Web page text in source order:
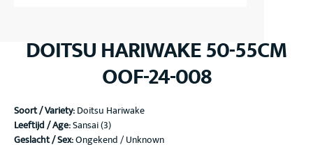
DOITSU HARIWAKE 50-55CM
OOF-24-008
Soort / Variety:Doitsu Hariwake
Leeftijd / Age:Sansai (3)
Geslacht / Sex:Ongekend / Unknown